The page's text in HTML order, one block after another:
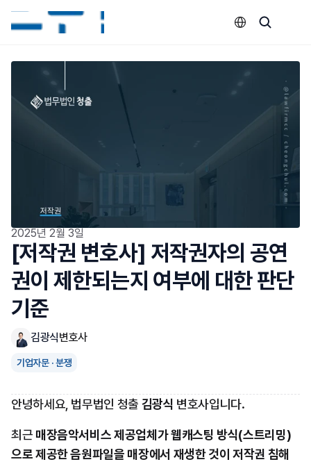
2025년 2월 3일
[저작권 변호사] 저작권자의 공연
권이 제한되는지 여부에 대한 판단
기준
김광식변호사
기업자문 · 분쟁
안녕하세요, 법무법인 청출 김광식 변호사입니다.
최근 매장음악서비스 제공업체가 웹캐스팅 방식(스트리밍)
으로 제공한 음원파일을 매장에서 재생한 것이 저작권 침해
Select Language